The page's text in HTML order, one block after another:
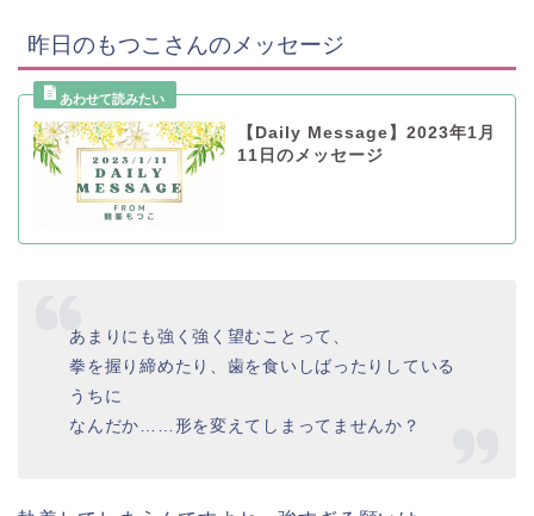
昨日のもつこさんのメッセージ
【Daily Message】2023年1月
11日のメッセージ
あまりにも強く強く望むことって、
拳を握り締めたり、歯を食いしばったりしている
うちに
なんだか……形を変えてしまってませんか？